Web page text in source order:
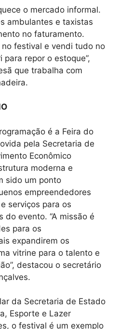
o mercado informal.
ambulantes e taxistas
no faturamento.
festival e vendi tudo no
para repor o estoque”,
que trabalha com
é a Feira do
pela Secretaria de
Econômico
moderna e
sido um ponto
empreendedores
serviços para os
do evento. “A missão é
para os
expandirem os
vitrine para o talento e
destacou o secretário
da Secretaria de Estado
Esporte e Lazer
o festival é um exemplo